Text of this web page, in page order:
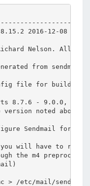
2016-12-08
Nelson. All
from
file for building
8.7.6 - 9.0.0, but
noted above.
Sendmail for use
will have to
the m4
> /etc/mail/